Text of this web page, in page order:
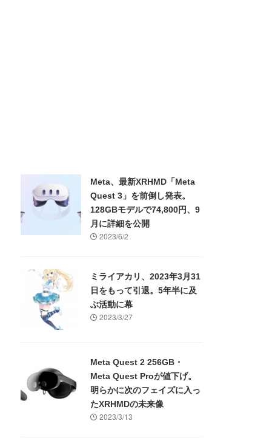
Meta、最新XRHMD「Meta
Quest 3」を前倒し発表。
128GBモデルで74,800円、9
月に詳細を公開
2023/6/2
ミライアカリ、2023年3月31
日をもって引退。5年半に及
ぶ活動に幕
2023/3/27
Meta Quest 2 256GB・
Meta Quest Proが値下げ。
明らかに次のフェイズに入っ
たXRHMDの未来像
2023/3/13